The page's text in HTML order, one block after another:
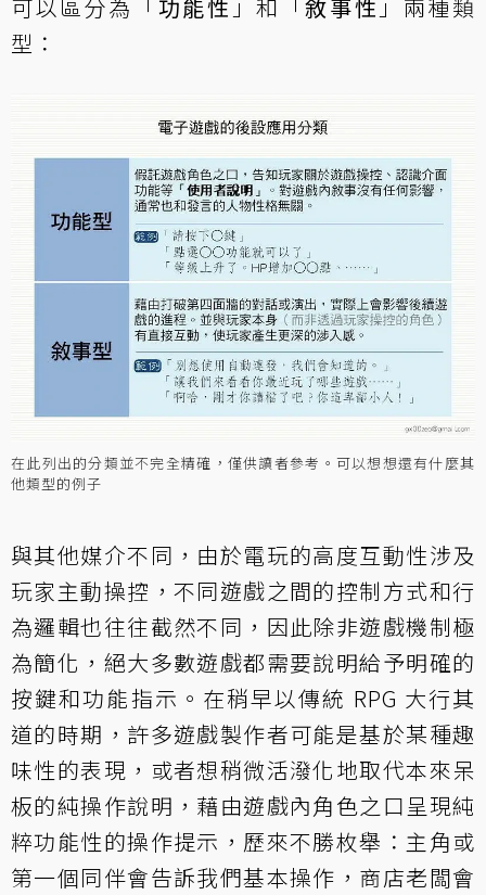
可以區分為「 功能性 」和「敘事性 」兩種類
型：
在此列出的分類並不完全精確，僅供讀者參考。可以想想還有什麼其
他類型的例子
與其他媒介不同，由於電玩的高度互動性涉及
玩家主動操控，不同遊戲之間的控制方式和行
為邏輯也往往截然不同，因此除非遊戲機制極
為簡化，絕大多數遊戲都需要說明給予明確的
按鍵和功能指示。在稍早以傳統 RPG 大行其
道的時期，許多遊戲製作者可能是基於某種趣
味性的表現，或者想稍微活潑化地取代本來呆
板的純操作說明，藉由遊戲內角色之口呈現純
粹功能性的操作提示，歷來不勝枚舉：主角或
第一個同伴會告訴我們基本操作，商店老闆會